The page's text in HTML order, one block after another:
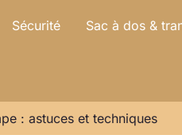
Sécurité Sac à dos &
: astuces et techniques